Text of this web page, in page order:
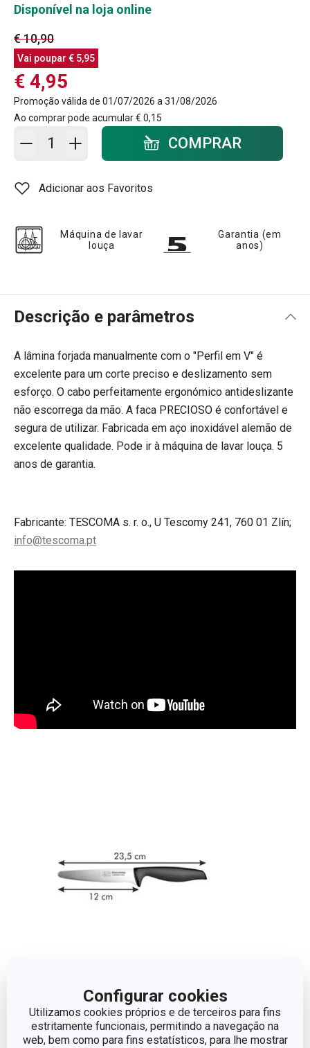
Configurar cookies
Utilizamos cookies próprios e de terceiros para fins
estritamente funcionais, permitindo a navegação na
web, bem como para fins estatísticos, para lhe mostrar
Disponível na loja online
€ 10,90
Vai poupar € 5,95
€ 4,95
Promoção válida de 01/07/2026 a 31/08/2026
Ao comprar pode acumular€ 0,15
Adicionar ao carrinho - quantidadeCOMPRAR
Adicionar aos Favoritos
Máquina de lavar
louça
Garantia (em
anos)
Descrição e parâmetros
A lâmina forjada manualmente com o "Perfil em V" é
excelente para um corte preciso e deslizamento sem
esforço. O cabo perfeitamente ergonómico antideslizante
não escorrega da mão. A faca PRECIOSO é confortável e
segura de utilizar. Fabricada em aço inoxidável alemão de
excelente qualidade. Pode ir à máquina de lavar louça. 5
anos de garantia.
Fabricante: TESCOMA s. r. o., U Tescomy 241, 760 01 Zlín;
info@tescoma.pt
COMPRIMENTO (CM) 23.5